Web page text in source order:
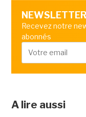
NEWSLETTER
Recevez notre
abonnés
A lire aussi